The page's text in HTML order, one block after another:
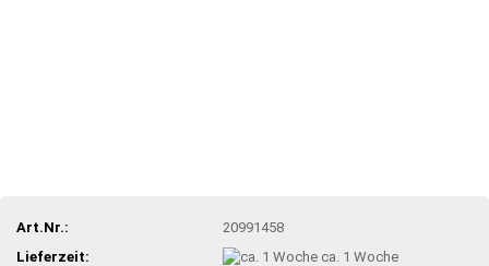
Art.Nr.:
20991458
Lieferzeit:
ca. 1 Woche